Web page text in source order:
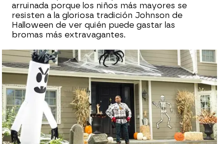
arruinada porque los niños más mayores se
resisten a la gloriosa tradición Johnson de
Halloween de ver quién puede gastar las
bromas más extravagantes.
neox